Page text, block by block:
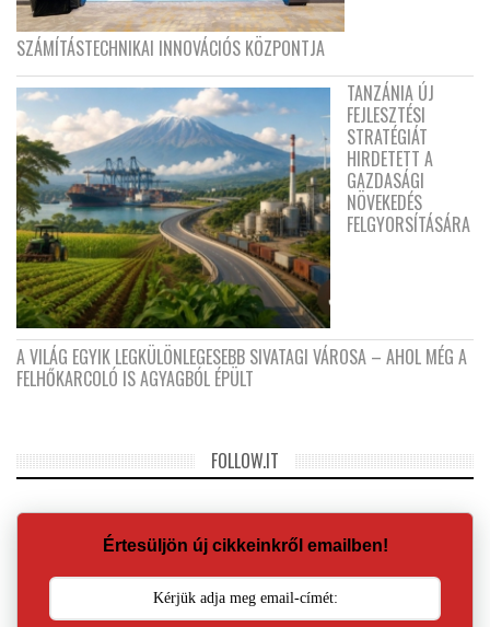
SZÁMÍTÁSTECHNIKAI INNOVÁCIÓS KÖZPONTJA
TANZÁNIA ÚJ
FEJLESZTÉSI
STRATÉGIÁT
HIRDETETT A
GAZDASÁGI
NÖVEKEDÉS
FELGYORSÍTÁSÁRA
A VILÁG EGYIK LEGKÜLÖNLEGESEBB SIVATAGI VÁROSA – AHOL MÉG A
FELHŐKARCOLÓ IS AGYAGBÓL ÉPÜLT
FOLLOW.IT
Értesüljön új cikkeinkről emailben!